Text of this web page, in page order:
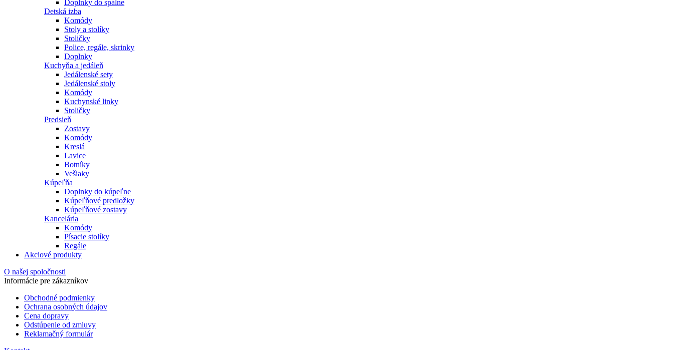
Doplnky do spálne
Detská izba
Komódy
Stoly a stolíky
Stoličky
Police, regále, skrinky
Doplnky
Kuchyňa a jedáleň
Jedálenské sety
Jedálenské stoly
Komódy
Kuchynské linky
Stoličky
Predsieň
Zostavy
Komódy
Kreslá
Lavice
Botníky
Vešiaky
Kúpeľňa
Doplnky do kúpeľne
Kúpeľňové predložky
Kúpeľňové zostavy
Kancelária
Komódy
Písacie stolíky
Regále
Akciové produkty
O našej spoločnosti
Informácie pre zákazníkov
Obchodné podmienky
Ochrana osobných údajov
Cena dopravy
Odstúpenie od zmluvy
Reklamačný formulár